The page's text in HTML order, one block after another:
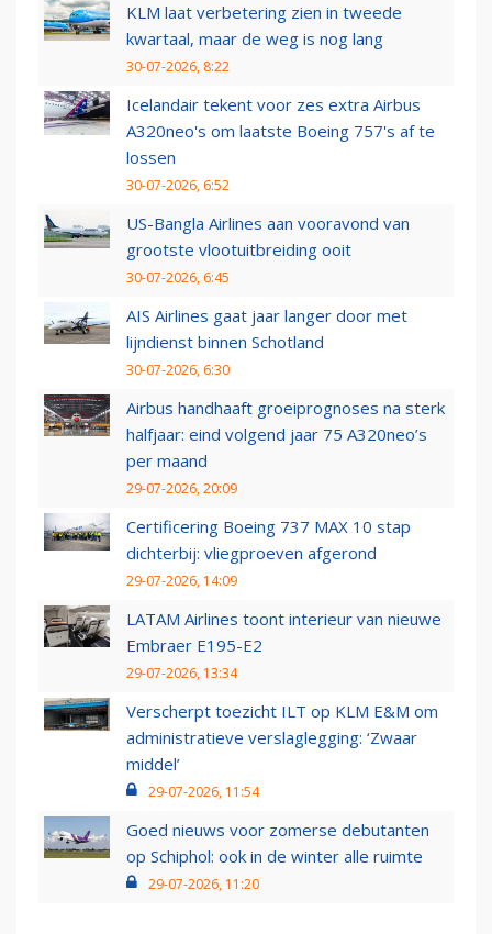
KLM laat verbetering zien in tweede
kwartaal, maar de weg is nog lang
30-07-2026, 8:22
Icelandair tekent voor zes extra Airbus
A320neo's om laatste Boeing 757's af te
lossen
30-07-2026, 6:52
US-Bangla Airlines aan vooravond van
grootste vlootuitbreiding ooit
30-07-2026, 6:45
AIS Airlines gaat jaar langer door met
lijndienst binnen Schotland
30-07-2026, 6:30
Airbus handhaaft groeiprognoses na sterk
halfjaar: eind volgend jaar 75 A320neo’s
per maand
29-07-2026, 20:09
Certificering Boeing 737 MAX 10 stap
dichterbij: vliegproeven afgerond
29-07-2026, 14:09
LATAM Airlines toont interieur van nieuwe
Embraer E195-E2
29-07-2026, 13:34
Verscherpt toezicht ILT op KLM E&M om
administratieve verslaglegging: ‘Zwaar
middel’
29-07-2026, 11:54
Goed nieuws voor zomerse debutanten
op Schiphol: ook in de winter alle ruimte
29-07-2026, 11:20